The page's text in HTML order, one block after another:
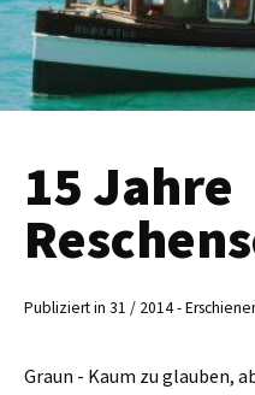
15 Jahre
Publiziert in 31 / 2014 -
Graun - Kaum zu glauben,